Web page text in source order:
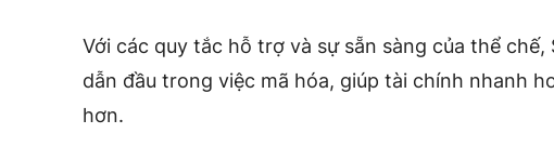
Với các quy tắc hỗ trợ và sự sẵn sàng của thể
dẫn đầu trong việc mã hóa, giúp tài chính nhanh
hơn.